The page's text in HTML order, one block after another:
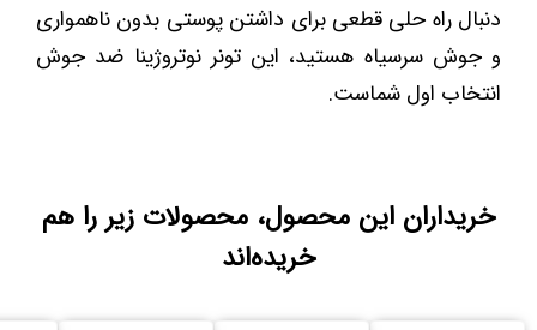
دنبال راه حلی قطعی برای داشتن پوستی بدون ناهمواری
و جوش سرسیاه هستید، این تونر نوتروژینا ضد جوش
انتخاب اول شماست.
خریداران این محصول، محصولات زیر را هم
خریده‌اند